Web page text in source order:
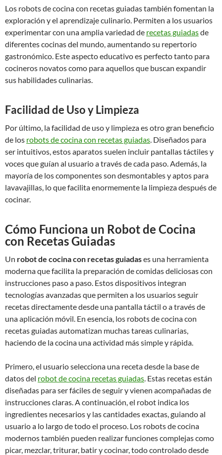
Los robots de cocina con recetas guiadas también fomentan la
exploración y el aprendizaje culinario. Permiten a los usuarios
experimentar con una amplia variedad de recetas guiadasde
diferentes cocinas del mundo, aumentando su repertorio
gastronómico. Este aspecto educativo es perfecto tanto para
cocineros novatos como para aquellos que buscan expandir
sus habilidades culinarias.
Facilidad de Uso y Limpieza
Por último, la facilidad de uso y limpieza es otro gran beneficio
de los robots de cocina con recetas guiadas. Diseñados para
ser intuitivos, estos aparatos suelen incluir pantallas táctiles y
voces que guían al usuario a través de cada paso. Además, la
mayoría de los componentes son desmontables y aptos para
lavavajillas, lo que facilita enormemente la limpieza después de
cocinar.
Cómo Funciona un Robot de Cocina
con Recetas Guiadas
Un robot de cocina con recetas guiadases una herramienta
moderna que facilita la preparación de comidas deliciosas con
instrucciones paso a paso. Estos dispositivos integran
tecnologías avanzadas que permiten a los usuarios seguir
recetas directamente desde una pantalla táctil o a través de
una aplicación móvil. En esencia, los robots de cocina con
recetas guiadas automatizan muchas tareas culinarias,
haciendo de la cocina una actividad más simple y rápida.
Primero, el usuario selecciona una receta desde la base de
datos del robot de cocina recetas guiadas. Estas recetas están
diseñadas para ser fáciles de seguir y vienen acompañadas de
instrucciones claras. A continuación, el robot indica los
ingredientes necesarios y las cantidades exactas, guiando al
usuario a lo largo de todo el proceso. Los robots de cocina
modernos también pueden realizar funciones complejas como
picar, mezclar, triturar, batir y cocinar, todo controlado desde